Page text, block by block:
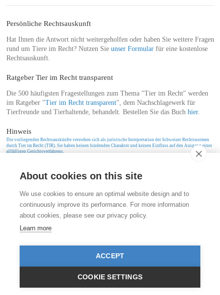
Persönliche Rechtsauskunft
Hat Ihnen die Antwort nicht weitergeholfen oder haben Sie weitere Fragen
rund um Tiere im Recht? Nutzen Sie unser Formularfür eine kostenlose
Rechtsauskunft.
Ratgeber Tier im Recht transparent
Die 500 häufigsten Fragestellungen zum Thema "Tier im Recht" werden
im Ratgeber "Tier im Recht transparent", dem Nachschlagewerk für
Tierfreunde und Tierhaltende, behandelt. Bestellen Sie das Buch hier.
Hinweis
Die vorliegenden Rechtsauskünfte verstehen sich als juristische Interpretation der Schweizer Rechtsnormen
durch Tier im Recht (TIR). Sie haben keinen bindenden Charakter und keinen Einfluss auf den Ausgang eines
allfälligen Gerichtsverfahrens.
Stiftung für das Tier im Recht (TIR)
Rigistrasse 9
CH - 8006 Zürich
info@tierimrecht.org
Ihre Spende kann von den Steuern abgezogen werden.
IBAN: CH17 0900 0000 8770 0700 7, PostFinance CHF
© TIR / Impressum und Datenschutz
About cookies on this site
We use cookies to ensure an optimal website design and to
continuously improve its performance. For more information
about cookies, please see our privacy policy.
Learn more
ACCEPT
COOKIE SETTINGS